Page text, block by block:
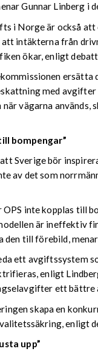
Gunnar Linberg i
i Norge är också
intäkterna från
ökar, enligt
ersätta
med
vägarna används,
bompengar”
Sverige bör
av det som
inte kopplas till
är ineffektiv
den till förebild, menar
ett avgiftssystem
enligt
ett bättre
skapa en
enligt
upp”